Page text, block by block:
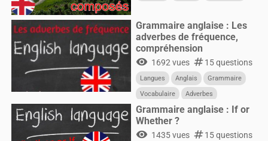
Grammaire anglaise : Les
adverbes de fréquence,
compréhension
visibility 1692 vues numbers15 questions
Langues Anglais
Grammaire
Vocabulaire
Adverbes
Fréquence
Grammaire anglaise : If or
Whether ?
visibility 1435 vues numbers15 questions